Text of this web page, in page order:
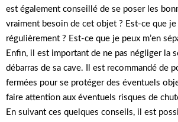
est également conseillé de se poser les
vraiment besoin de cet objet ? Est-ce que je
régulièrement ? Est-ce que je peux m’en
Enfin, il est important de ne pas négliger la
débarras de sa cave. Il est recommandé de
fermées pour se protéger des éventuels
faire attention aux éventuels risques de
En suivant ces quelques conseils, il est